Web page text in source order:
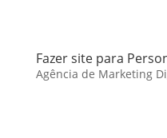
Fazer site para
Agência de Marketing